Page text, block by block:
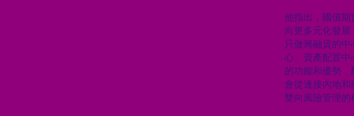
他指出，國債期
向更多元化發
只做籌融資的
心、資產配置中
的功能和優勢
會從連接內地和
雙向風險管理的